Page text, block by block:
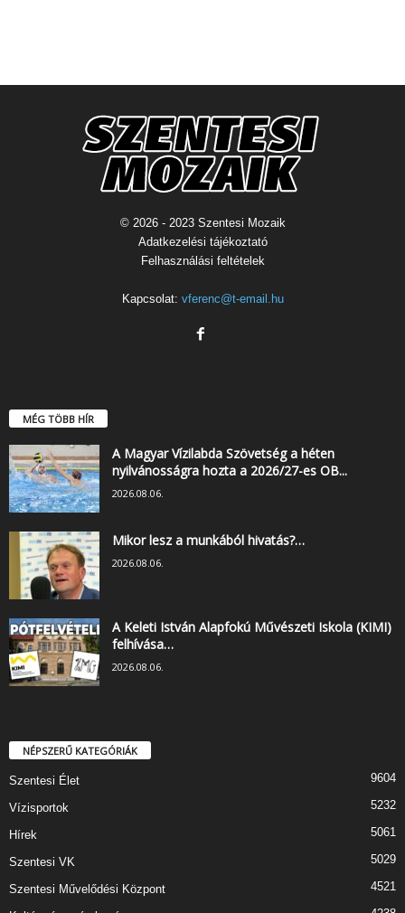
© 2026 - 2023 Szentesi Mozaik
Adatkezelési tájékoztató
Felhasználási feltételek
Kapcsolat: vferenc@t-email.hu
MÉG TÖBB HÍR
A Magyar Vízilabda Szövetség a héten
nyilvánosságra hozta a 2026/27-es OB...
2026.08.06.
Mikor lesz a munkából hivatás?…
2026.08.06.
A Keleti István Alapfokú Művészeti Iskola (KIMI)
felhívása…
2026.08.06.
NÉPSZERŰ KATEGÓRIÁK
Szentesi Élet 9604
Vízisportok 5232
Hírek 5061
Szentesi VK 5029
Szentesi Művelődési Központ 4521